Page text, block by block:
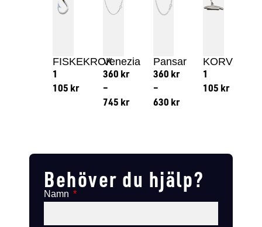
FISKEKROK
1
105 kr
Venezia
360 kr
–
745 kr
Pansar
360 kr
–
630 kr
KORV
1
105 kr
Behöver du hjälp?
Namn